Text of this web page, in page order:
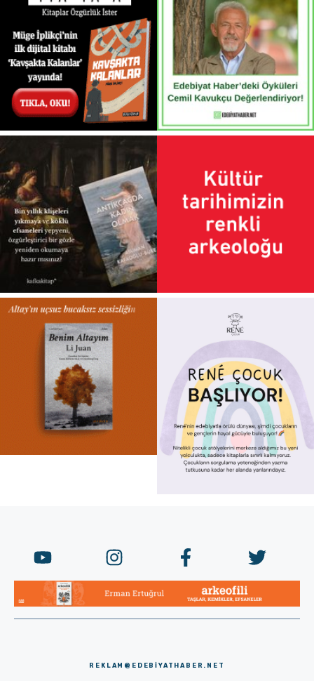
REKLAM@EDEBIYATHABER.NET